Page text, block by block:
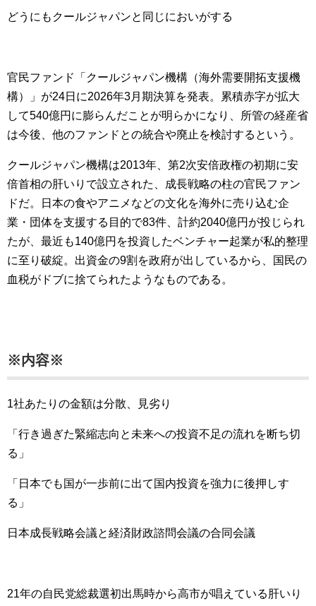
どうにもクールジャパンと同じにおいがする
官民ファンド「クールジャパン機構（海外需要開拓支援機
構）」が24日に2026年3月期決算を発表。累積赤字が拡大
して540億円に膨らんだことが明らかになり、所管の経産省
は今後、他のファンドとの統合や廃止を検討するという。
クールジャパン機構は2013年、第2次安倍政権の初期に安
倍首相の肝いりで設立された、成長戦略の柱の官民ファン
ドだ。日本の食やアニメなどの文化を海外に売り込む企
業・団体を支援する目的で83件、計約2040億円が投じられ
たが、最近も140億円を投資したベンチャー起業が私的整理
に至り破綻。出資金の9割を政府が出しているから、国民の
血税がドブに捨てられたようなものである。
※内容※
1社あたりの金額は分散、見劣り
「行き過ぎた緊縮志向と未来への投資不足の流れを断ち切
る」
「日本でも国が一歩前に出て国内投資を強力に後押しす
る」
日本成長戦略会議と経済財政諮問会議の合同会議
21年の自民党総裁選初出馬時から高市が唱えている肝いり